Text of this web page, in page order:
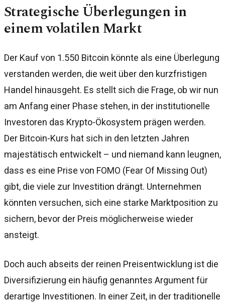
Strategische Überlegungen in
einem volatilen Markt
Der Kauf von 1.550 Bitcoin könnte als eine Überlegung
verstanden werden, die weit über den kurzfristigen
Handel hinausgeht. Es stellt sich die Frage, ob wir nun
am Anfang einer Phase stehen, in der institutionelle
Investoren das Krypto-Ökosystem prägen werden.
Der Bitcoin-Kurs hat sich in den letzten Jahren
majestätisch entwickelt – und niemand kann leugnen,
dass es eine Prise von FOMO (Fear Of Missing Out)
gibt, die viele zur Investition drängt. Unternehmen
könnten versuchen, sich eine starke Marktposition zu
sichern, bevor der Preis möglicherweise wieder
ansteigt.
Doch auch abseits der reinen Preisentwicklung ist die
Diversifizierung ein häufig genanntes Argument für
derartige Investitionen. In einer Zeit, in der traditionelle